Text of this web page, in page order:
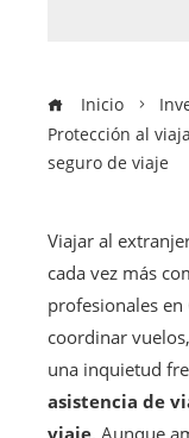
Inicio
Protección al
seguro de viaje
Viajar al
cada vez más
profesionales
coordinar
una inquietud
asistencia de